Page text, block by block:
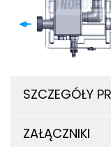
SZCZEGÓŁY
ZAŁĄCZNIKI